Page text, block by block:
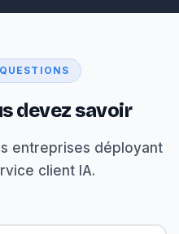
devez savoir
entreprises déployant
client IA.